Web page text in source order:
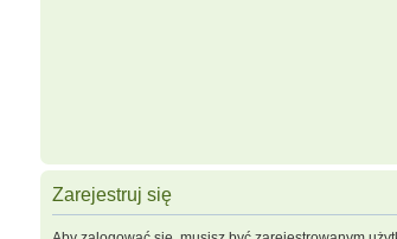
Zarejestruj się